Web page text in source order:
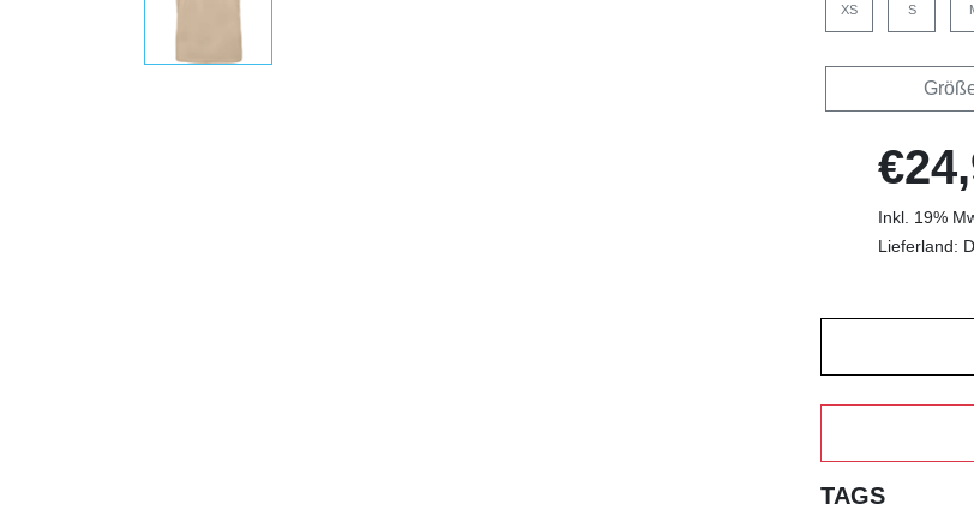
XS S
Inkl. 19%
Lieferland:
TAGS